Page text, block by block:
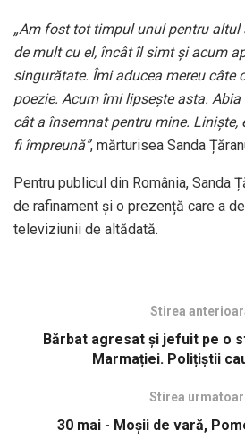
„Am fost tot timpul unul pentru
de mult cu el, încât îl simt și acum
singurătate. Îmi aducea mereu câte
poezie. Acum îmi lipsește asta.
cât a însemnat pentru mine. Liniște,
fi împreună”, mărturisea Sanda
Pentru publicul din România, Sanda
de rafinament și o prezență care a
televiziunii de altădată.
Stirea
Bărbat agresat și jefuit pe o
Marmației. Polițiștii
Stirea
30 mai - Moșii de vară,